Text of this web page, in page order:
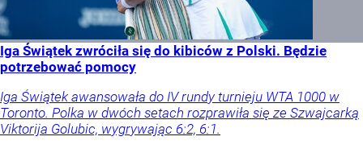
Iga Świątek zwróciła się do kibiców z Polski. Będzie
potrzebować pomocy
Iga Świątek awansowała do IV rundy turnieju WTA 1000 w
Toronto. Polka w dwóch setach rozprawiła się ze Szwajcarką
Viktorija Golubic, wygrywając 6:2, 6:1.